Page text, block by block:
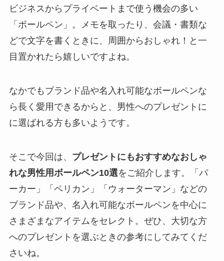
ビジネスからプライベートまで使う機会の多い
「ボールペン」。メモを取ったり、会議・書類な
どで文字を書くときに、周囲からおしゃれ！と一
目置かれたら嬉しいですよね。
なかでもブランド品や名入れ可能なボールペンな
ら長く愛用できるからと、男性へのプレゼントに
に選ばれる方も多いようです。
そこで今回は、 プレゼントにもおすすめなおしゃ
れな男性用ボールペン10選をご紹介します。「パ
ーカー」「ペリカン」「ウォーターマン」などの
ブランド品や、名入れ可能なボールペンを中心に
さまざまなアイテムをセレクト。ぜひ、大切な方
へのプレゼントを選ぶときの参考にしてみてくだ
さいね。